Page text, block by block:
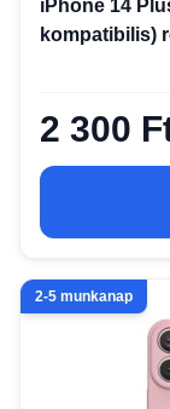
iPhone 14
kompatibilis)
2 300
2-5 munkanap